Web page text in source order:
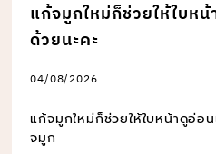
แก้จมูกใหม่ก็ช่วยให้ใบห
ด้วยนะคะ
04/08/2026
แก้จมูกใหม่ก็ช่วยให้ใบหน้าดูอ่อน
จมูก